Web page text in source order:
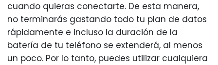
cuando quieras conectarte. De esta manera,
no terminarás gastando todo tu plan de datos
rápidamente e incluso la duración de la
batería de tu teléfono se extenderá, al menos
un poco. Por lo tanto, puedes utilizar cualquiera